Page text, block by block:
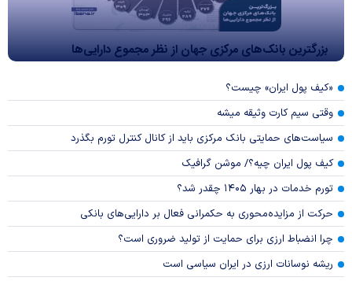
بزرگترین بانک‌های مرکزی جهان از نظر مجموع دارایی‌ها
«کیف پول ایران» چیست؟
وقتی سیم کارت وثیقه میشه
سیاست‌های حمایتی بانک مرکزی باید از کانال کنترل تورم بگذرد
کیف پول ایران چیه؟/ موشن گرافیک
تورم خدمات در بهار ۱۴۰۵ چقدر شد؟
حرکت از مزایده‌محوری به حکمرانی فعال بر دارایی‌های بانکی
چرا انضباط ارزی برای حمایت از تولید ضروری است؟
ریشه نوسانات ارزی در ایران سیاسی است